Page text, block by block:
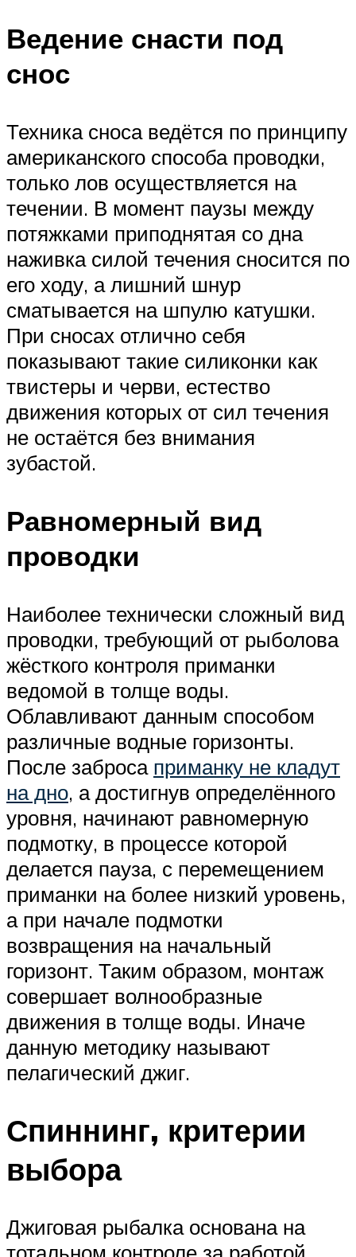
Ведение снасти под
снос
Техника сноса ведётся по принципу
американского способа проводки,
только лов осуществляется на
течении. В момент паузы между
потяжками приподнятая со дна
наживка силой течения сносится по
его ходу, а лишний шнур
сматывается на шпулю катушки.
При сносах отлично себя
показывают такие силиконки как
твистеры и черви, естество
движения которых от сил течения
не остаётся без внимания
зубастой.
Равномерный вид
проводки
Наиболее технически сложный вид
проводки, требующий от рыболова
жёсткого контроля приманки
ведомой в толще воды.
Облавливают данным способом
различные водные горизонты.
После заброса приманку не кладут
на дно, а достигнув определённого
уровня, начинают равномерную
подмотку, в процессе которой
делается пауза, с перемещением
приманки на более низкий уровень,
а при начале подмотки
возвращения на начальный
горизонт. Таким образом, монтаж
совершает волнообразные
движения в толще воды. Иначе
данную методику называют
пелагический джиг.
Спиннинг, критерии
выбора
Джиговая рыбалка основана на